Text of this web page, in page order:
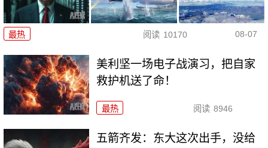
最热 阅读 10170 08-07
美利坚一场电子战演习，把自家
救护机送了命！
最热 阅读 8946
五箭齐发：东大这次出手，没给